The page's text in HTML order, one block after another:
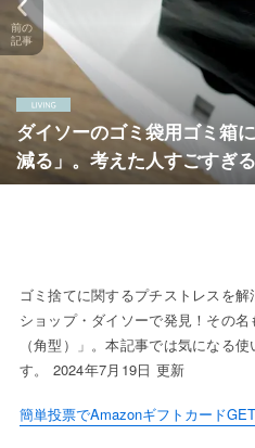
ダイソーのゴミ袋用ゴミ箱
減る」。考えた人すごすぎる
前の
記事
ゴミ捨てに関するプチストレスを
ショップ・ダイソーで発見！その
（角型）」。本記事では気になる
す。 2024年7月19日 更新
簡単投票でAmazonギフトカードGET